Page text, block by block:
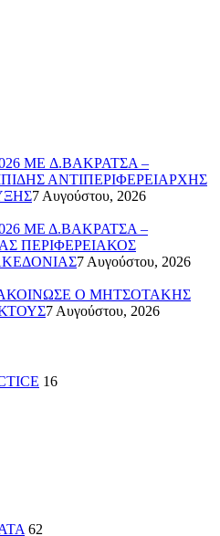
ME Δ.ΒΑΚΡΑΤΣΑ –
ΑΝΤΙΠΕΡΙΦΕΡΕΙΑΡΧΗΣ
7 Αυγούστου, 2026
ΜΕ Δ.ΒΑΚΡΑΤΣΑ –
ΠΕΡΙΦΕΡΕΙΑΚΟΣ
7 Αυγούστου, 2026
Ο ΜΗΤΣΟΤΑΚΗΣ
7 Αυγούστου, 2026
16
62